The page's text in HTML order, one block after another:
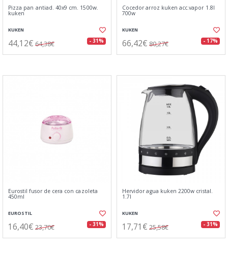
Pizza pan antiad. 40x9 cm. 1500w.
kuken
KUKEN
44,12€ 64,38€ - 31%
Cocedor arroz kuken acc.vapor 1.8l
700w
KUKEN
66,42€ 80,27€ - 17%
Eurostil fusor de cera con cazoleta
450ml
EUROSTIL
16,40€ 23,70€ - 31%
Hervidor agua kuken 2200w cristal.
1.7l
KUKEN
17,71€ 25,58€ - 31%